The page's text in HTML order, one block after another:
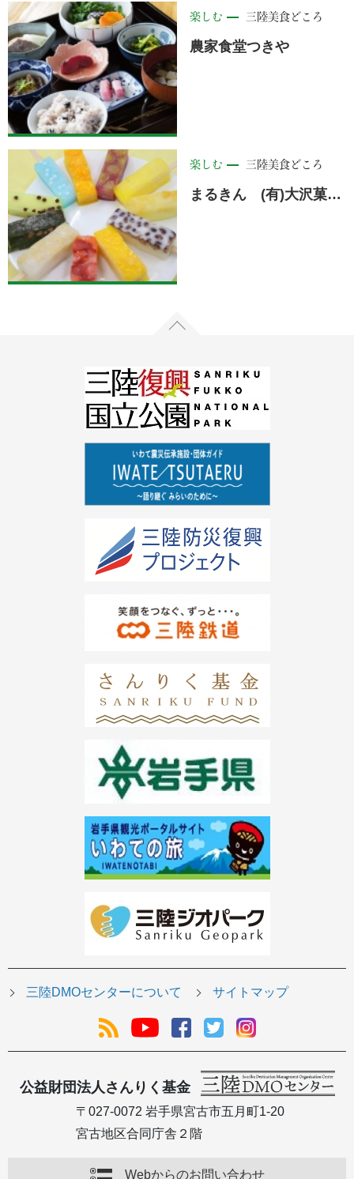
楽しむ 三陸美食どころ
農家食堂つきや
楽しむ 三陸美食どころ
まるきん (有)大沢菓子店
三陸DMOセンターについて サイトマップ
公益財団法人さんりく基金
〒027-0072 岩手県宮古市五月町1-20
宮古地区合同庁舎２階
Webからのお問い合わせ